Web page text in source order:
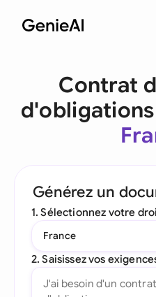
Contrat
Générez un
1. Sélectionnez votre
France
2. Saisissez vos